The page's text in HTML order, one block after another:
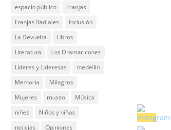
espacio público
Franjas
Franjas Radiales
Inclusión
La Devuelta
Libros
Literatura
Los Dramaricones
Líderes y Lideresas
medellin
Memoria
Milagros
Mujeres
museo
Música
niñez
Niños y niñas
noticias
Opiniones